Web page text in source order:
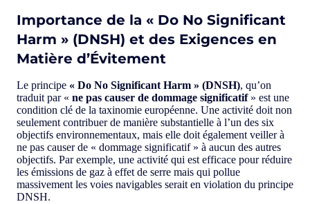
Importance de la « Do No Significant
Harm » (DNSH) et des Exigences en
Matière d’Évitement
Le principe « Do No Significant Harm » (DNSH), qu’on
traduit par « ne pas causer de dommage significatif » est une
condition clé de la taxinomie européenne. Une activité doit non
seulement contribuer de manière substantielle à l’un des six
objectifs environnementaux, mais elle doit également veiller à
ne pas causer de « dommage significatif » à aucun des autres
objectifs. Par exemple, une activité qui est efficace pour réduire
les émissions de gaz à effet de serre mais qui pollue
massivement les voies navigables serait en violation du principe
DNSH.